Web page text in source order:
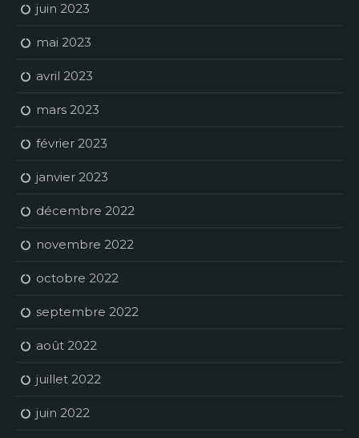
juin 2023
mai 2023
avril 2023
mars 2023
février 2023
janvier 2023
décembre 2022
novembre 2022
octobre 2022
septembre 2022
août 2022
juillet 2022
juin 2022